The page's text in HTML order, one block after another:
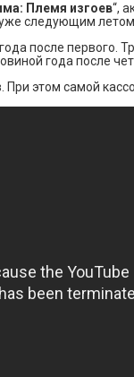
Племя изгоев“,
уже следующим
после первого.
года после
этом самой